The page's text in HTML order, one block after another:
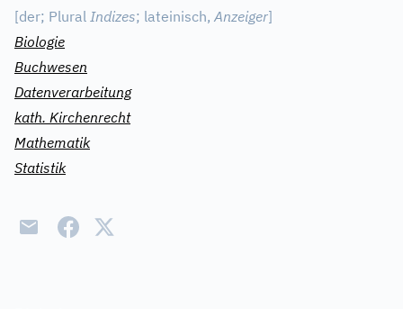
[der; Plural Indizes; lateinisch, Anzeiger]
Biologie
Buchwesen
Datenverarbeitung
kath. Kirchenrecht
Mathematik
Statistik